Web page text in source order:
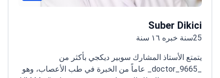
Suber Dikici
25سنة خبره ١٦ سنة
يتمتع الأستاذ المشارك سوبير ديكجي بأكثر من
_doctor_9665_ عاماً من الخبرة في طب الأعصاب، وهو